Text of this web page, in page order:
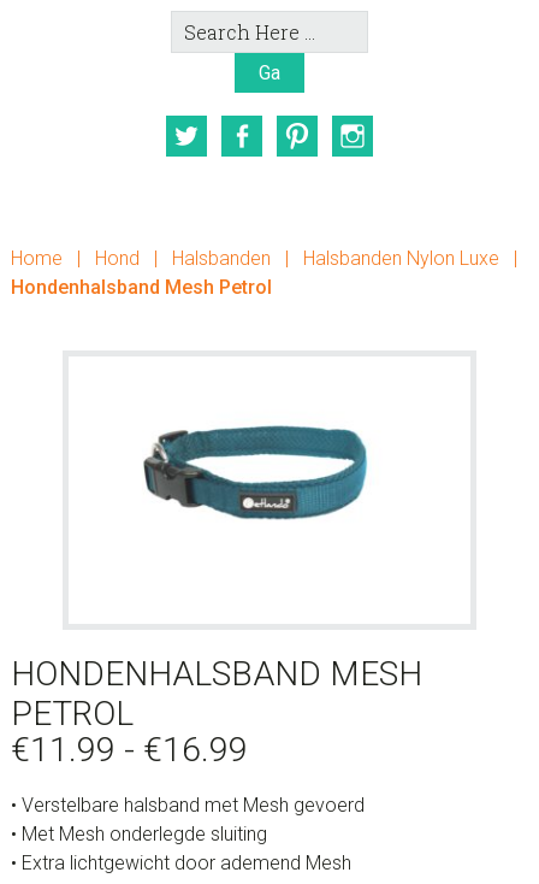
Search
Here
TwitterFacebookPinterest
Home | Hond | Halsbanden | Halsbanden Nylon Luxe
|
Hondenhalsband Mesh Petrol
HONDENHALSBAND MESH
PETROL
€11.99 - €16.99
tot
€16.99
• Verstelbare halsband met Mesh gevoerd
• Met Mesh onderlegde sluiting
• Extra lichtgewicht door ademend Mesh